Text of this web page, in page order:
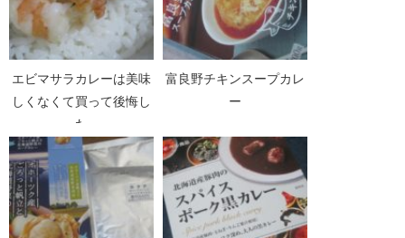
エビマサラカレーは美味
しくなくて買って後悔し
た
富良野チキンスープカレ
ー